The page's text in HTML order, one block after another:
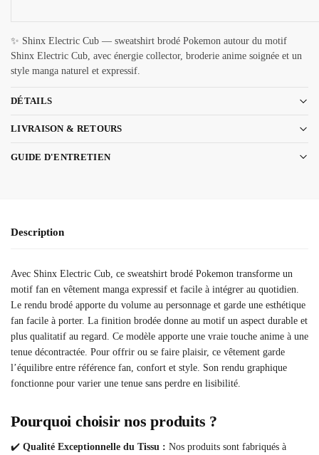
✨ Shinx Electric Cub — sweatshirt brodé Pokemon autour du motif
Shinx Electric Cub, avec énergie collector, broderie anime soignée et un
style manga naturel et expressif.
DÉTAILS
LIVRAISON & RETOURS
GUIDE D'ENTRETIEN
Description
Avec Shinx Electric Cub, ce sweatshirt brodé Pokemon transforme un
motif fan en vêtement manga expressif et facile à intégrer au quotidien.
Le rendu brodé apporte du volume au personnage et garde une esthétique
fan facile à porter. La finition brodée donne au motif un aspect durable et
plus qualitatif au regard. Ce modèle apporte une vraie touche anime à une
tenue décontractée. Pour offrir ou se faire plaisir, ce vêtement garde
l’équilibre entre référence fan, confort et style. Son rendu graphique
fonctionne pour varier une tenue sans perdre en lisibilité.
Pourquoi choisir nos produits ?
✔️ Qualité Exceptionnelle du Tissu : Nos produits sont fabriqués à